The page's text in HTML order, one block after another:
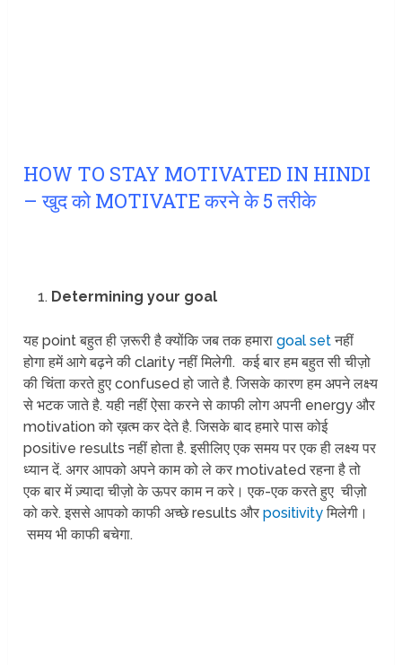
HOW TO STAY MOTIVATED IN HINDI
– खुद को MOTIVATE करने के 5 तरीके
Determining your goal
यह point बहुत ही ज़रूरी है क्योंकि जब तक हमाराgoal setनहीं
होगा हमें आगे बढ़ने की clarity नहीं मिलेगी. कई बार हम बहुत सी चीज़ो
की चिंता करते हुए confused हो जाते है. जिसके कारण हम अपने लक्ष्य
से भटक जाते है. यही नहीं ऐसा करने से काफी लोग अपनी energy और
motivation को ख़त्म कर देते है. जिसके बाद हमारे पास कोई
positive results नहीं होता है. इसीलिए एक समय पर एक ही लक्ष्य पर
ध्यान दें. अगर आपको अपने काम को ले कर motivated रहना है तो
एक बार में ज़्यादा चीज़ो के ऊपर काम न करे। एक-एक करते हुए चीज़ो
को करे. इससे आपको काफी अच्छे results औरpositivityमिलेगी।
समय भी काफी बचेगा.